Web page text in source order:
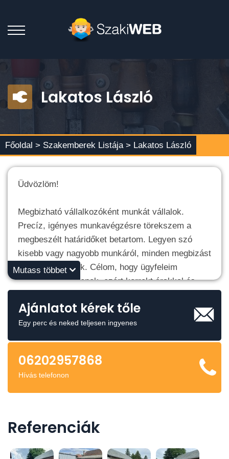
Lakatos László
Főoldal > Szakemberek Listája > Lakatos László
Üdvözlöm!
Megbizható vállalkozóként munkát vállalok.
Precíz, igényes munkavégzésre törekszem a
megbeszélt határidőket betartom. Legyen szó
kisebb vagy nagyobb munkáról, minden megbizást
komolyan veszek. Célom, hogy ügyfeleim
elégedettek legyenek, ezért korrekt árakkal és
Keressen bizalommal, szivesen állok
Mutass többet
Ajánlatot kérek tőle
Egy perc és neked teljesen ingyenes
06202957868
Hívás telefonon
Referenciák